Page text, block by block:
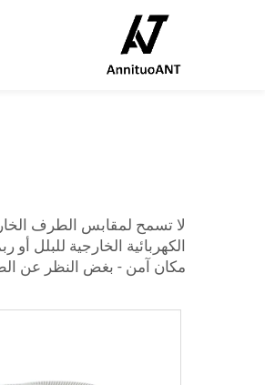
لا تسمح لمقابس الطرف
مكان آمن - بغض النظر عن